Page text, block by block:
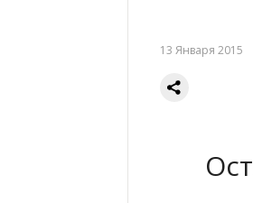
13 Января 2015